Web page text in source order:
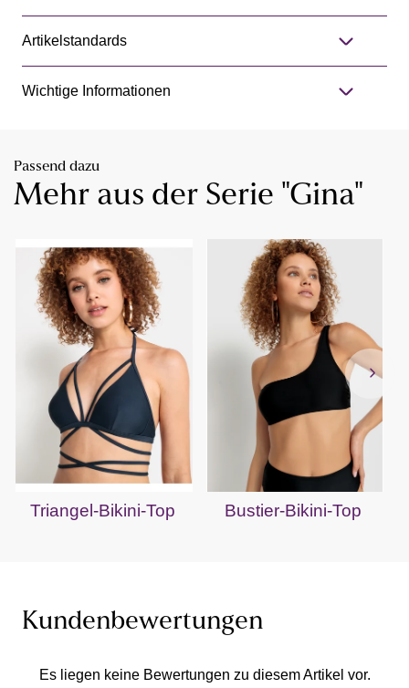
Artikelstandards
Wichtige Informationen
Passend dazu
Mehr aus der Serie "Gina"
Triangel-Bikini-Top Bustier-Bikini-Top
Kundenbewertungen
Es liegen keine Bewertungen zu diesem Artikel vor.